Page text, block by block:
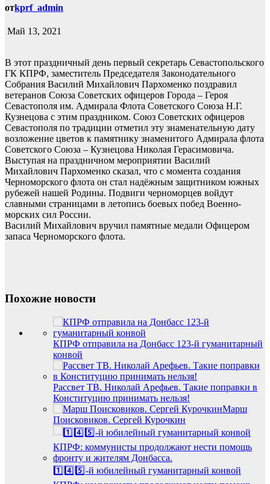
отkprf_admin
Май 13, 2021
В этот праздничный день первый секретарь Севастопольского
ГК КПРФ, заместитель Председателя Законодательного
Собрания Василий Михайлович Пархоменко поздравил
ветеранов Союза Советских офицеров Города – Героя
Севастополя им. Адмирала Флота Советского Союза Н.Г.
Кузнецова с этим праздником. Союз Советских офицеров
Севастополя по традиции отметил эту знаменательную дату
возложение цветов к памятнику знаменитого Адмирала флота
Советского Союза – Кузнецова Николая Герасимовича.
Выступая на праздничном мероприятии Василий
Михайлович Пархоменко сказал, что с момента создания
Черноморского флота он стал надёжным защитником южных
рубежей нашей Родины. Подвиги черноморцев войдут
славными страницами в летопись боевых побед Военно-
морских сил России.
Василий Михайлович вручил памятные медали Офицером
запаса Черноморского флота.
Похожие новости
КПРФ отправила на Донбасс 123-й гуманитарный
конвой
Рассвет ТВ. Николай Арефьев. Такие поправки в
Конституцию принимать нельзя!
Марш
Поисковиков. Сергей Курочкин
1️⃣4️⃣5️⃣-й юбилейный гуманитарный конвой